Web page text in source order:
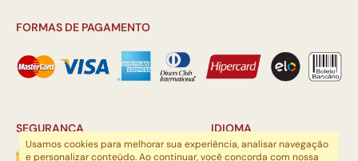
FORMAS DE PAGAMENTO
SEGURANÇA IDIOMA
Usamos cookies para melhorar sua experiência, analisar navegação
e personalizar conteúdo. Ao continuar, você concorda com nossa